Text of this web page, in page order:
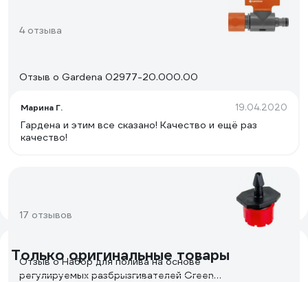
4 отзыва
Отзыв о Gardena 02977-20.000.00
Марина Г. 19.04.2020
Гардена и этим все сказано! Качество и ещё раз
качество!
17 отзывов
Отзыв о Набор для полива на основе
регулируемых разбрызгивателей Green
Только оригинальные товары